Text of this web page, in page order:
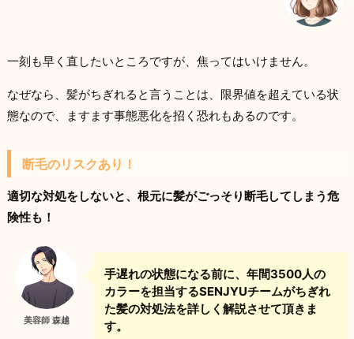
一刻も早く直したいところですが、焦ってはいけません。
なぜなら、髪がちぎれると言うことは、限界値を超えている状
態なので、ますます事態悪化を招く恐れもあるのです。
断毛のリスクあり！
適切な対処をしないと、根元に髪がごっそり断毛してしまう危
険性も！
美容師 森越
手遅れの状態になる前に、年間3500人の
カラーを担当するSENJYUチームがちぎれ
た髪の対処法を詳しく解説させて頂きま
す。